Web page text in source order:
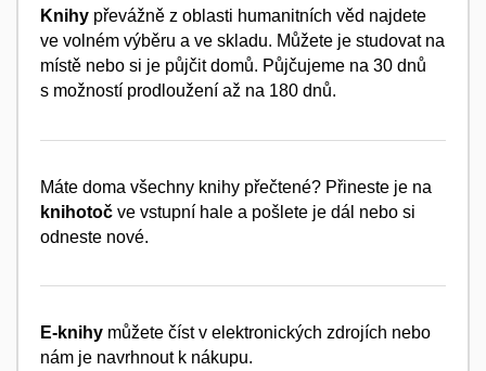
Knihy převážně z oblasti humanitních věd najdete
ve volném výběru a ve skladu. Můžete je studovat na
místě nebo si je půjčit domů. Půjčujeme na 30 dnů
s možností prodloužení až na 180 dnů.
Máte doma všechny knihy přečtené? Přineste je na
knihotoč ve vstupní hale a pošlete je dál nebo si
odneste nové.
E-knihy můžete číst v elektronických zdrojích nebo
nám je navrhnout k nákupu.